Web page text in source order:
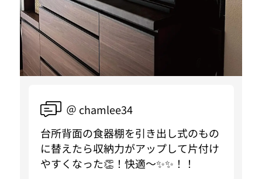
＠ chamlee34
台所背面の食器棚を引き出し式のもの
に替えたら収納力がアップして片付け
やすくなった👏！快適〜✨✨！！